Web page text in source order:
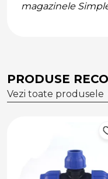
magazinele
PRODUSE
Vezi toate produsele